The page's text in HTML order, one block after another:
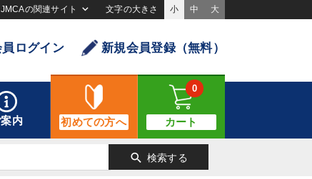
JMCAの関連サイト 文字の大きさ 小 中 大
ログイン 新規会員登録（無料）
内 初めての方へ カート
0
search 検索する